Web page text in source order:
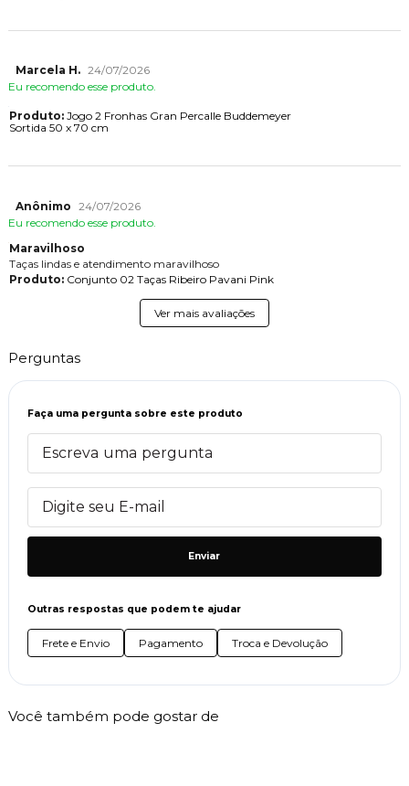
Marcela H. 24/07/2026
Eu recomendo esse produto.
Produto:Jogo 2 Fronhas Gran Percalle Buddemeyer
Sortida 50 x 70 cm
Anônimo 24/07/2026
Eu recomendo esse produto.
Maravilhoso
Taças lindas e atendimento maravilhoso
Produto:Conjunto 02 Taças Ribeiro Pavani Pink
Ver mais avaliações
Perguntas
Faça uma pergunta sobre este produto
Enviar
Outras respostas que podem te ajudar
Frete e Envio Pagamento Troca e Devolução
Você também pode gostar de